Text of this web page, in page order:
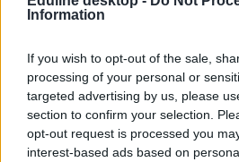
Information
If you wish to opt-out of the sale,
processing of your personal or
targeted advertising by us, please
section to confirm your selection.
opt-out request is processed you
interest-based ads based on
bizonyítvány
emberrablás
iskolai bizonyítvány
év vége bizonyítvány